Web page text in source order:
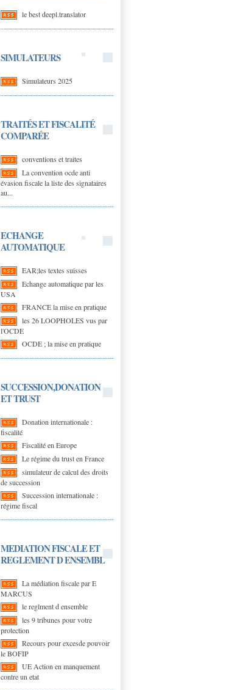
le best deepl.translator
SIMULATEURS
Simulateurs 2025
TRAITÉS ET FISCALITÉ
COMPARÉE
conventions et traites
La convention ocde anti
évasion fiscale la liste des signataires
au...
ECHANGE
AUTOMATIQUE
EAR;les textes suisses
Echange automatique par les
USA
FRANCE la mise en pratique
les 26 LOOPHOLES vus par
l'OCDE
OCDE ; la mise en pratique
SUCCESSION,DONATION
ET TRUST
Donation internationale :
fiscalité
Fiscalité en Europe
Le régime du trust en France
simulateur de calcul des droits
de succession
Succession internationale :
régime fiscal
MEDIATION FISCALE ET
REGLEMENT D ENSEMBL
La médiation fiscale par E
MARCUS
le reglment d ensemble
les 9 tribunes pour votre
protection
Recours pour excesde pouvoir
le BOFIP
UE Action en manquement
contre un etat